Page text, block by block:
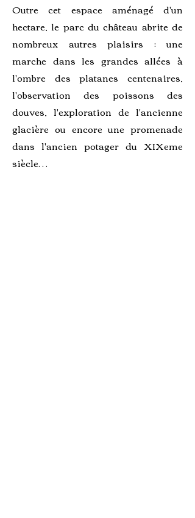
Outre cet espace aménagé d'un
hectare, le parc du château abrite de
nombreux autres plaisirs : une
marche dans les grandes allées à
l'ombre des platanes centenaires,
l'observation des poissons des
douves, l'exploration de l'ancienne
glacière ou encore une promenade
dans l'ancien potager du XIXeme
siècle…